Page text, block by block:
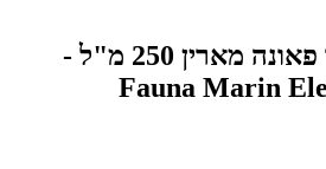
תוסף אלמנט קופר פאונה מארין 250 מ"ל -
Fauna Marin